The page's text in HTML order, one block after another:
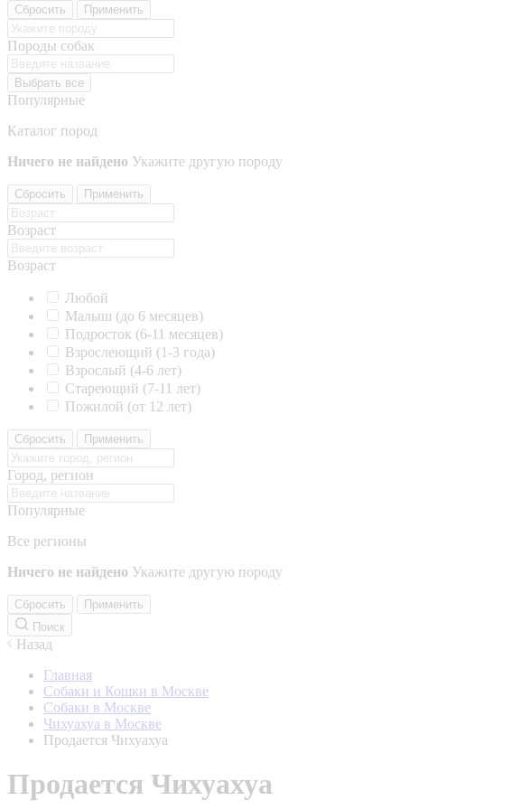
Сбросить Применить
Породы собак
Выбрать все
Популярные
Каталог пород
Ничего не найдено Укажите другую породу
Сбросить Применить
Возраст
Возраст
Любой
Малыш (до 6 месяцев)
Подросток (6-11 месяцев)
Взрослеющий (1-3 года)
Взрослый (4-6 лет)
Стареющий (7-11 лет)
Пожилой (от 12 лет)
Сбросить Применить
Город, регион
Популярные
Все регионы
Ничего не найдено Укажите другую породу
Сбросить
Применить
Поиск
Назад
Главная
Собаки и Кошки в Москве
Собаки в Москве
Чихуахуа в Москве
Продается Чихуахуа
Продается Чихуахуа